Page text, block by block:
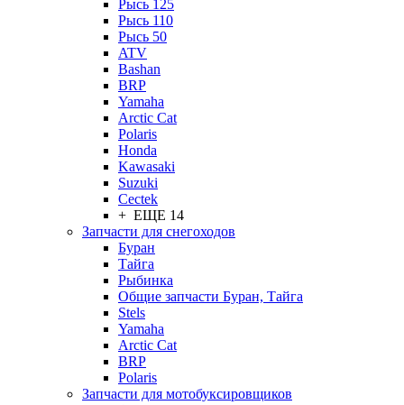
Рысь 125
Рысь 110
Рысь 50
ATV
Bashan
BRP
Yamaha
Arctic Cat
Polaris
Honda
Kawasaki
Suzuki
Cectek
+ ЕЩЕ 14
Запчасти для снегоходов
Буран
Тайга
Рыбинка
Общие запчасти Буран, Тайга
Stels
Yamaha
Arctic Cat
BRP
Polaris
Запчасти для мотобуксировщиков